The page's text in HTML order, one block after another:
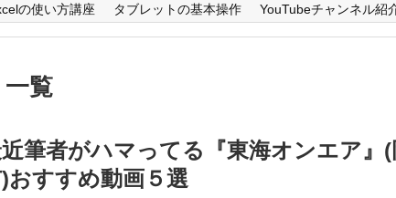
の使い方講座 タブレットの基本操作 YouTubeチャンネル紹
一覧
筆者がハマってる『東海オンエア』(
おすすめ動画５選